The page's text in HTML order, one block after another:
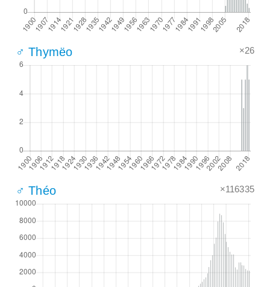
♂ Thymëo ×26
♂ Théo ×116335